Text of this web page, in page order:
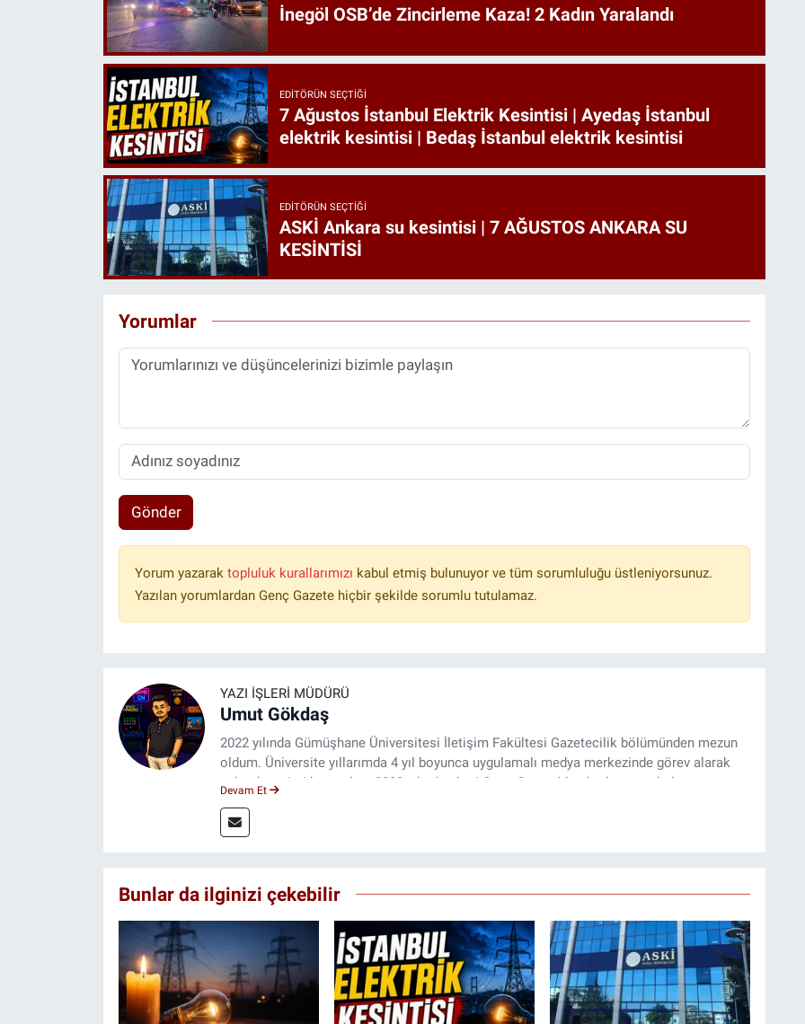
İnegöl OSB’de Zincirleme Kaza! 2 Kadın Yaralandı
EDITÖRÜN SEÇTIĞI
7 Ağustos İstanbul Elektrik Kesintisi | Ayedaş İstanbul
elektrik kesintisi | Bedaş İstanbul elektrik kesintisi
EDITÖRÜN SEÇTIĞI
ASKİ Ankara su kesintisi | 7 AĞUSTOS ANKARA SU
KESİNTİSİ
Yorumlar
Gönder
Yorum yazarak topluluk kurallarımızı kabul etmiş bulunuyor ve tüm sorumluluğu üstleniyorsunuz.
Yazılan yorumlardan Genç Gazete hiçbir şekilde sorumlu tutulamaz.
YAZI İŞLERI MÜDÜRÜ
Umut Gökdaş
2022 yılında Gümüşhane Üniversitesi İletişim Fakültesi Gazetecilik bölümünden mezun
oldum. Üniversite yıllarımda 4 yıl boyunca uygulamalı medya merkezinde görev alarak
saha deneyimi kazandım. 2023 yılından beri Genç Gazete'de okurlarımıza haber
Devam Et
Bunlar da ilginizi çekebilir